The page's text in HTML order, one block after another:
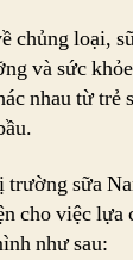
chủng loại,
và sức
nhau từ trẻ
trường sữa
cho việc lựa
như sau: